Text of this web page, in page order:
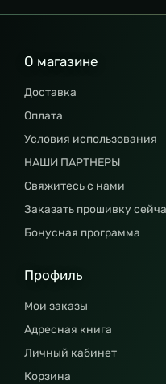
О магазине
Доставка
Оплата
Условия использования
НАШИ ПАРТНЕРЫ
Свяжитесь с нами
Заказать прошивку
Бонусная программа
Профиль
Мои заказы
Адресная книга
Личный кабинет
Корзина